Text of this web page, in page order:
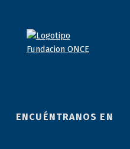
ENCUÉNTRANOS EN